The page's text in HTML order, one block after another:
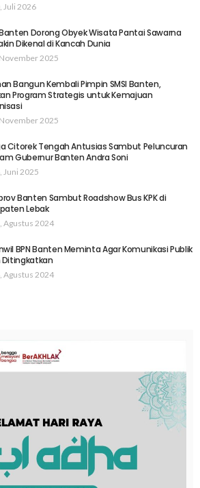
Juli 2026
Banten Dorong Obyek Wisata Pantai Sawarna
Dikenal di Kancah Dunia
2025
Bangun Kembali Pimpin SMSI Banten,
Program Strategis untuk Kemajuan
2025
Citorek Tengah Antusias Sambut Peluncuran
Gubernur Banten Andra Soni
Juni 2025
Banten Sambut Roadshow Bus KPK di
Lebak
Agustus 2024
BPN Banten Meminta Agar Komunikasi Publik
Ditingkatkan
Agustus 2024